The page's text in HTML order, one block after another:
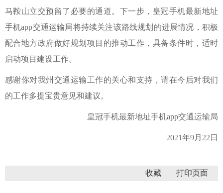
马鞍山立交预留了必要的通道。下一步，皇冠手机最新地址
手机app交通运输局将持续关注该路线规划的进展情况，积极
配合地方政府做好规划项目的推动工作，具备条件时，适时
启动项目建设工作。
感谢你对我州交通运输工作的关心和支持，请在今后对我们
的工作多提宝贵意见和建议。
皇冠手机最新地址手机app交通运输局
2021年9月22日
收藏